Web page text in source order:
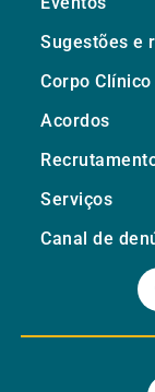
Sugestões e
Corpo Clínico
Acordos
Serviços
Canal de